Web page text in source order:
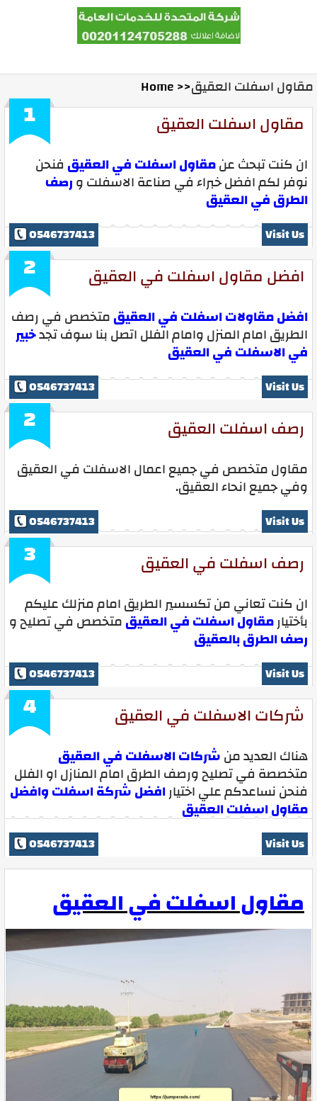
Home >>مقاول اسفلت العقيق
1 مقاول اسفلت العقيق
ان كنت تبحث عنمقاول اسفلت في العقيقفنحن
نوفر لكم افضل خبراء في صناعة الاسفلت ورصف
الطرق في العقيق
0546737413 Visit Us
2 افضل مقاول اسفلت في العقيق
افضل مقاولات اسفلت في العقيقمتخصص في رصف
الطريق امام المنزل وامام الفلل اتصل بنا سوف تجدخبير
في الاسفلت في العقيق
0546737413 Visit Us
2 رصف اسفلت العقيق
مقاول متخصص في جميع اعمال الاسفلت في العقيق
وفي جميع انحاء العقيق.
0546737413 Visit Us
3 رصف اسفلت في العقيق
ان كنت تعاني من تكسسير الطريق امام منزلك عليكم
بأختيارمقاول اسفلت في العقيقمتخصص في تصليح و
رصف الطرق بالعقيق
0546737413 Visit Us
4 شركات الاسفلت في العقيق
هناك العديد منشركات الاسفلت في العقيق
متخصصة في تصليح ورصف الطرق امام المنازل او الفلل
فنحن نساعدكم علي اختيارافضل شركة اسفلت وافضل
مقاول اسفلت العقيق
0546737413 Visit Us
مقاول اسفلت في العقيق